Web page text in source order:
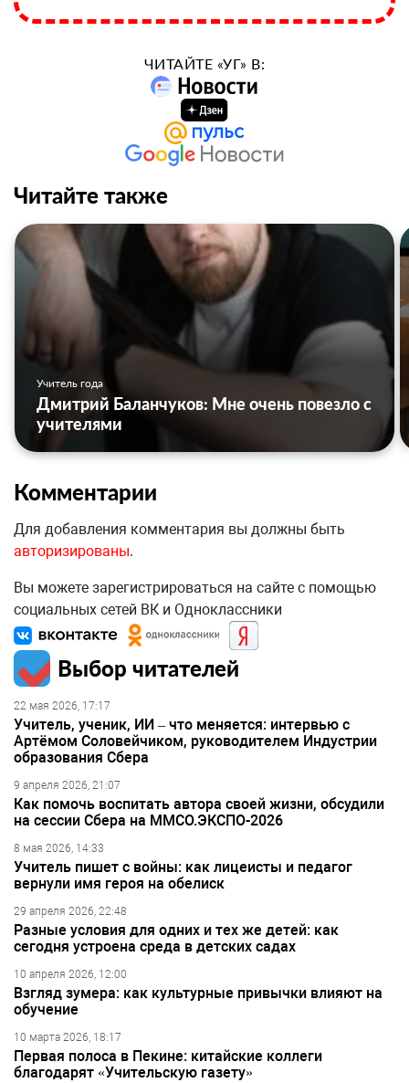
ЧИТАЙТЕ «УГ» В:
Читайте также
Учитель года
Дмитрий Баланчуков: Мне очень повезло с
учителями
Комментарии
Для добавления комментария вы должны быть
авторизированы.
Вы можете зарегистрироваться на сайте с помощью
социальных сетей ВК и Одноклассники
Выбор читателей
22 мая 2026, 17:17
Учитель, ученик, ИИ – что меняется: интервью с
Артёмом Соловейчиком, руководителем Индустрии
образования Сбера
9 апреля 2026, 21:07
Как помочь воспитать автора своей жизни, обсудили
на сессии Сбера на ММСО.ЭКСПО-2026
8 мая 2026, 14:33
Учитель пишет с войны: как лицеисты и педагог
вернули имя героя на обелиск
29 апреля 2026, 22:48
Разные условия для одних и тех же детей: как
сегодня устроена среда в детских садах
10 апреля 2026, 12:00
Взгляд зумера: как культурные привычки влияют на
обучение
10 марта 2026, 18:17
Первая полоса в Пекине: китайские коллеги
благодарят «Учительскую газету»